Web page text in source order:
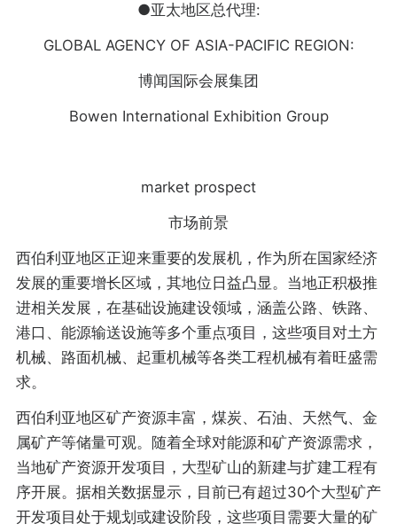
●亚太地区总代理:
GLOBAL AGENCY OF ASIA-PACIFIC REGION:
博闻国际会展集团
Bowen International Exhibition Group
market prospect
市场前景
西伯利亚地区正迎来重要的发展机，作为所在国家经济
发展的重要增长区域，其地位日益凸显。当地正积极推
进相关发展，在基础设施建设领域，涵盖公路、铁路、
港口、能源输送设施等多个重点项目，这些项目对土方
机械、路面机械、起重机械等各类工程机械有着旺盛需
求。
西伯利亚地区矿产资源丰富，煤炭、石油、天然气、金
属矿产等储量可观。随着全球对能源和矿产资源需求，
当地矿产资源开发项目，大型矿山的新建与扩建工程有
序开展。据相关数据显示，目前已有超过30个大型矿产
开发项目处于规划或建设阶段，这些项目需要大量的矿